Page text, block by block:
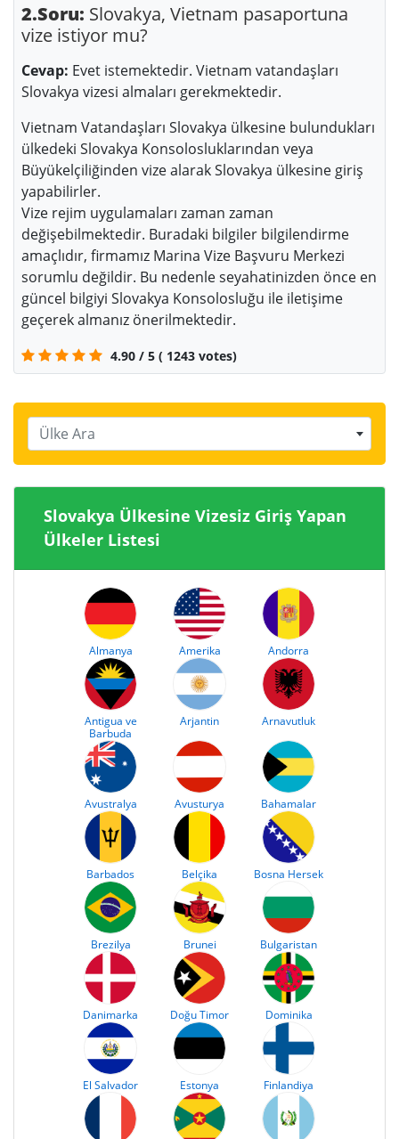
2.Soru: Slovakya, Vietnam pasaportuna
vize istiyor mu?
Cevap: Evet istemektedir. Vietnam vatandaşları
Slovakya vizesi almaları gerekmektedir.
Vietnam Vatandaşları Slovakya ülkesine bulundukları
ülkedeki Slovakya Konsolosluklarından veya
Büyükelçiliğinden vize alarak Slovakya ülkesine giriş
yapabilirler.
Vize rejim uygulamaları zaman zaman
değişebilmektedir. Buradaki bilgiler bilgilendirme
amaçlıdır, firmamız Marina Vize Başvuru Merkezi
sorumlu değildir. Bu nedenle seyahatinizden önce en
güncel bilgiyi Slovakya Konsolosluğu ile iletişime
geçerek almanız önerilmektedir.
4.90 / 5 ( 1243 votes)
Ülke Ara
Slovakya Ülkesine Vizesiz Giriş Yapan
Ülkeler Listesi
Almanya Amerika Andorra
Antigua ve
Barbuda
Arjantin Arnavutluk
Avustralya Avusturya Bahamalar
Barbados Belçika Bosna Hersek
Brezilya Brunei Bulgaristan
Danimarka Doğu Timor Dominika
El Salvador Estonya Finlandiya